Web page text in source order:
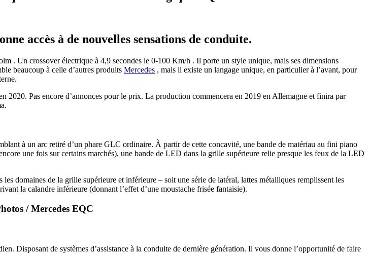
accès à de nouvelles sensations de conduite.
. Un crossover électrique à 4,9 secondes le 0-100 Km/h . Il porte un style unique, mais ses dimensions
beaucoup à celle d’autres produits Mercedes , mais il existe un langage unique, en particulier à l’avant, pour
Pas encore d’annonces pour le prix. La production commencera en 2019 en Allemagne et finira par
à un arc retiré d’un phare GLC ordinaire. À partir de cette concavité, une bande de matériau au fini piano
une fois sur certains marchés), une bande de LED dans la grille supérieure relie presque les feux de la LED
domaines de la grille supérieure et inférieure – soit une série de latéral, lattes métalliques remplissent les
la calandre inférieure (donnant l’effet d’une moustache frisée fantaisie).
/ Mercedes EQC
Disposant de systèmes d’assistance à la conduite de dernière génération. Il vous donne l’opportunité de faire